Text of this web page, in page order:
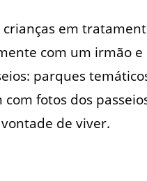
em
com um irmão
parques
fotos dos
de viver.